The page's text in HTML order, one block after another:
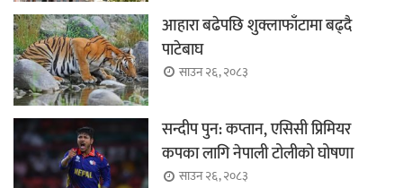
आहारा बढेपछि शुक्लाफाँटामा बढ्दै
पाटेबाघ
साउन २६, २०८३
सन्दीप पुन: कप्तान, एसिसी प्रिमियर
कपका लागि नेपाली टोलीको घोषणा
साउन २६, २०८३